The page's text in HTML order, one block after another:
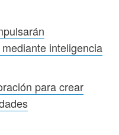
inteligencia
para crear